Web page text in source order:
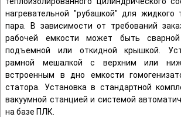
нагревательной "рубашкой" для жидкого
пара. В зависимости от требований
рабочей емкости может быть
подъемной или откидной крышкой.
рамной мешалкой с верхним или
встроенным в дно емкости
статора. Установка в стандартной
вакуумной станцией и системой
на базе ПЛК.